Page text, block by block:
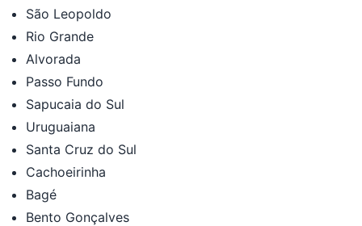
São Leopoldo
Rio Grande
Alvorada
Passo Fundo
Sapucaia do Sul
Uruguaiana
Santa Cruz do Sul
Cachoeirinha
Bagé
Bento Gonçalves